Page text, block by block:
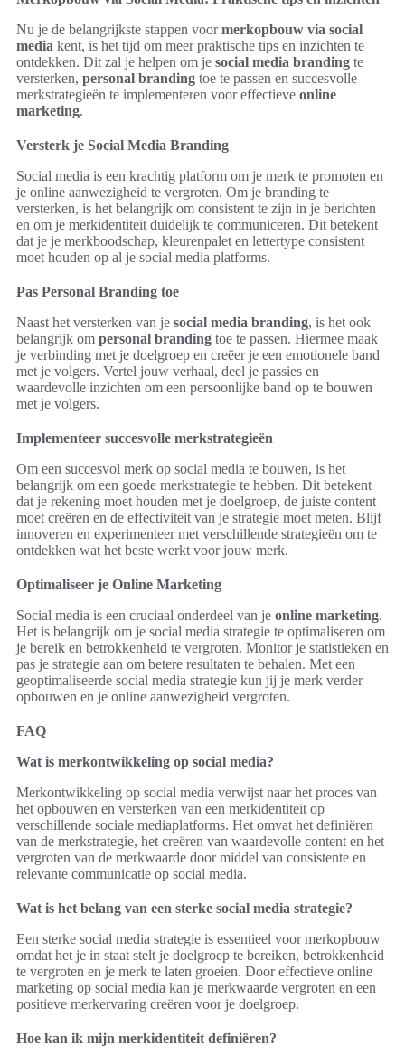
Nu je de belangrijkste stappen voormerkopbouw via social
media kent, is het tijd om meer praktische tips en inzichten te
ontdekken. Dit zal je helpen om je social media branding te
versterken, personal branding toe te passen en succesvolle
merkstrategieën te implementeren voor effectieve online
marketing.
Versterk je Social Media Branding
Social media is een krachtig platform om je merk te promoten en
je online aanwezigheid te vergroten. Om je branding te
versterken, is het belangrijk om consistent te zijn in je berichten
en om je merkidentiteit duidelijk te communiceren. Dit betekent
dat je je merkboodschap, kleurenpalet en lettertype consistent
moet houden op al je social media platforms.
Pas Personal Branding toe
Naast het versterken van je social media branding, is het ook
belangrijk om personal branding toe te passen. Hiermee maak
je verbinding met je doelgroep en creëer je een emotionele band
met je volgers. Vertel jouw verhaal, deel je passies en
waardevolle inzichten om een persoonlijke band op te bouwen
met je volgers.
Implementeer succesvolle merkstrategieën
Om een succesvol merk op social media te bouwen, is het
belangrijk om een goede merkstrategie te hebben. Dit betekent
dat je rekening moet houden met je doelgroep, de juiste content
moet creëren en de effectiviteit van je strategie moet meten. Blijf
innoveren en experimenteer met verschillende strategieën om te
ontdekken wat het beste werkt voor jouw merk.
Optimaliseer je Online Marketing
Social media is een cruciaal onderdeel van je online marketing.
Het is belangrijk om je social media strategie te optimaliseren om
je bereik en betrokkenheid te vergroten. Monitor je statistieken en
pas je strategie aan om betere resultaten te behalen. Met een
geoptimaliseerde social media strategie kun jij je merk verder
opbouwen en je online aanwezigheid vergroten.
FAQ
Wat is merkontwikkeling op social media?
Merkontwikkeling op social media verwijst naar het proces van
het opbouwen en versterken van een merkidentiteit op
verschillende sociale mediaplatforms. Het omvat het definiëren
van de merkstrategie, het creëren van waardevolle content en het
vergroten van de merkwaarde door middel van consistente en
relevante communicatie op social media.
Wat is het belang van een sterke social media strategie?
Een sterke social media strategie is essentieel voor merkopbouw
omdat het je in staat stelt je doelgroep te bereiken, betrokkenheid
te vergroten en je merk te laten groeien. Door effectieve online
marketing op social media kan je merkwaarde vergroten en een
positieve merkervaring creëren voor je doelgroep.
Hoe kan ik mijn merkidentiteit definiëren?